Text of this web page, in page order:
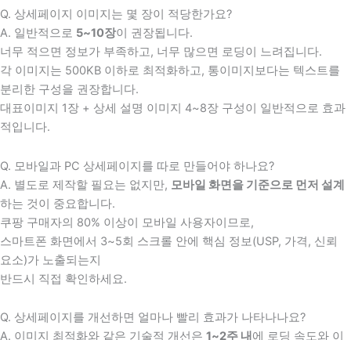
Q. 상세페이지 이미지는 몇 장이 적당한가요?
A. 일반적으로 5~10장이 권장됩니다.
너무 적으면 정보가 부족하고, 너무 많으면 로딩이 느려집니다.
각 이미지는 500KB 이하로 최적화하고, 통이미지보다는 텍스트를
분리한 구성을 권장합니다.
대표이미지 1장 + 상세 설명 이미지 4~8장 구성이 일반적으로 효과
적입니다.
Q. 모바일과 PC 상세페이지를 따로 만들어야 하나요?
A. 별도로 제작할 필요는 없지만, 모바일 화면을 기준으로 먼저 설계
하는 것이 중요합니다.
쿠팡 구매자의 80% 이상이 모바일 사용자이므로,
스마트폰 화면에서 3~5회 스크롤 안에 핵심 정보(USP, 가격, 신뢰
요소)가 노출되는지
반드시 직접 확인하세요.
Q. 상세페이지를 개선하면 얼마나 빨리 효과가 나타나나요?
A. 이미지 최적화와 같은 기술적 개선은 1~2주 내 에 로딩 속도와 이